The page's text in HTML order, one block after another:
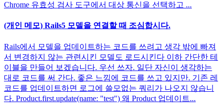
Chrome 유효성 검사 도구에서 대상 통신을 선택하고 ...
(개인 메모) Rails5 모델을 연결할 때 조심합시다.
Rails에서 모델을 업데이트하는 코드를 쓰려고 생각 밖에 빠져
서 변경하지 않는 관련시킨 모델도 로드시킨다 이하 간단한 테
이블을 만들어 보겠습니다. 우선 쓰자. 일단 자신이 생각하는
대로 코드를 써 간다. 좋은 느낌에 코드를 쓰고 있지만. 기존 레
코드를 업데이트하면 로그에 쓸모없는 쿼리가 나오지 않습니
다. Product.first.update(name: "test") 왜 Product 업데이트...